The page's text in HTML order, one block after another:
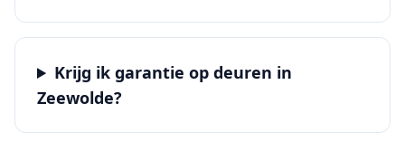
Krijg ik garantie op deuren in
Zeewolde?